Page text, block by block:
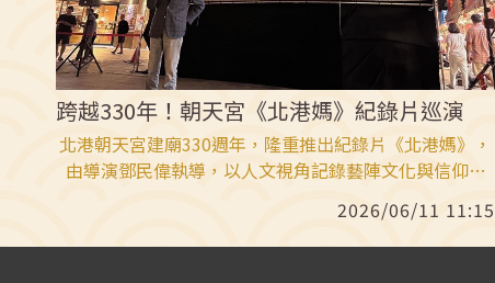
跨越330年！朝天宮《北港媽》紀錄片巡演
北港朝天宮建廟330週年，隆重推出紀錄片《北港媽》，
由導演鄧民偉執導，以人文視角記錄藝陣文化與信仰內
涵。董事長蔡咏鍀致力推廣媽祖為「世界和平女神」，傳
遞無國界的慈悲大愛。該片除在台北首映並獲航空業者選
為推廣片外，2026年更將於北中南高舉辦公益觀影活
2026/06/11 11:15